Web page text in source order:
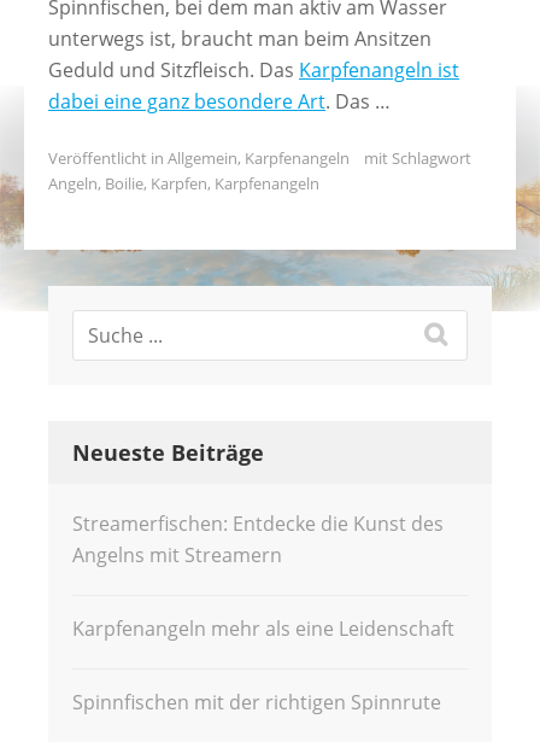
Spinnfischen, bei dem man aktiv am Wasser
unterwegs ist, braucht man beim Ansitzen
Geduld und Sitzfleisch. Das Karpfenangeln ist
dabei eine ganz besondere Art. Das …
Veröffentlicht in Allgemein, Karpfenangeln
mit Schlagwort
Angeln, Boilie, Karpfen, Karpfenangeln
Neueste Beiträge
Streamerfischen: Entdecke die Kunst des
Angelns mit Streamern
Karpfenangeln mehr als eine Leidenschaft
Spinnfischen mit der richtigen Spinnrute